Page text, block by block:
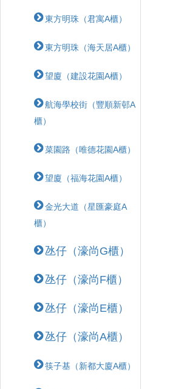
東方明珠（君寓A櫃）
東方明珠（海天居A櫃）
望廈（建設花園A櫃）
航海學校街（豐順新邨A
櫃）
菜園路（唯德花園A櫃）
望廈（福海花園A櫃）
金光大道（星匯豪庭A
櫃）
氹仔（濠尚G櫃）
氹仔（濠尚F櫃）
氹仔（濠尚E櫃）
氹仔（濠尚A櫃）
筷子基（新都大廈A櫃）